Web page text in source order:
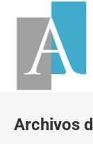
Archivos